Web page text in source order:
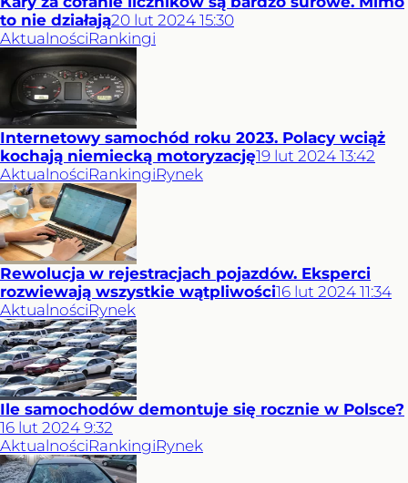
to nie działają20 lut 2024 15:30
AktualnościRankingi
Internetowy samochód roku 2023. Polacy wciąż
kochają niemiecką motoryzację19 lut 2024 13:42
AktualnościRankingiRynek
Rewolucja w rejestracjach pojazdów. Eksperci
rozwiewają wszystkie wątpliwości16 lut 2024 11:34
AktualnościRynek
Ile samochodów demontuje się rocznie w Polsce?
16 lut 2024 9:32
AktualnościRankingiRynek